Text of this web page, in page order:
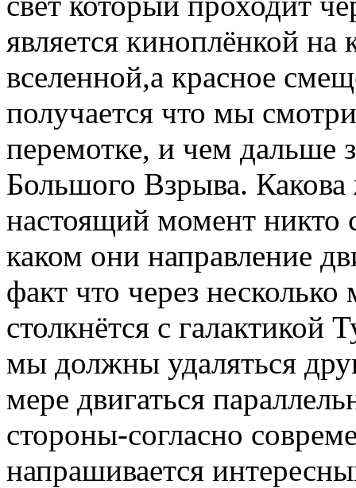
является киноплёнкой на
вселенной,а красное
получается что мы
перемотке, и чем дальше
Большого Взрыва. Какова
настоящий момент никто
каком они направление
факт что через
столкнётся с
мы должны удаляться
мере двигаться
стороны-согласно
напрашивается